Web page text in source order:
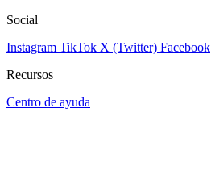
Social
Instagram TikTok X (Twitter) Facebook
Recursos
Centro de ayuda